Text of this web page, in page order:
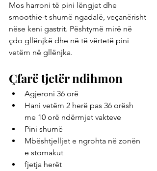
Mos harroni të pini lëngjet dhe
smoothie-t shumë ngadalë, veçanërisht
nëse keni gastrit. Pështymë mirë në
çdo gllënjkë dhe në të vërtetë pini
vetëm në gllënjka.
Çfarë tjetër ndihmon
Agjeroni 36 orë
Hani vetëm 2 herë pas 36 orësh
me 10 orë ndërmjet vakteve
Pini shumë
Mbështjelljet e ngrohta në zonën
e stomakut
fjetja herët